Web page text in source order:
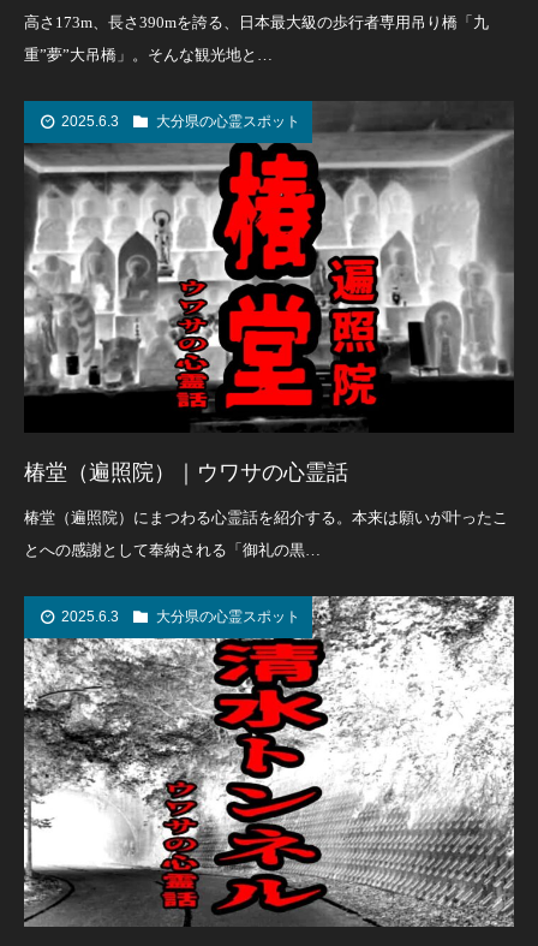
高さ173m、長さ390mを誇る、日本最大級の歩行者専用吊り橋「九
重”夢”大吊橋」。そんな観光地と…
2025.6.3 大分県の心霊スポット
椿堂（遍照院）｜ウワサの心霊話
椿堂（遍照院）にまつわる心霊話を紹介する。本来は願いが叶ったこ
とへの感謝として奉納される「御礼の黒…
2025.6.3 大分県の心霊スポット